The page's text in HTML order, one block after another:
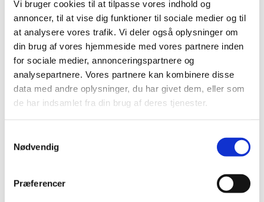
Vi bruger cookies til at tilpasse vores indhold og
annoncer, til at vise dig funktioner til sociale medier og til
at analysere vores trafik. Vi deler også oplysninger om
din brug af vores hjemmeside med vores partnere inden
for sociale medier, annonceringspartnere og
analysepartnere. Vores partnere kan kombinere disse
data med andre oplysninger, du har givet dem, eller som
de har indsamlet fra din brug af deres tjenester.
Nødvendig
Præferencer
Tilladelse til ordination og udlevering af udenlandsk
lægemiddel indeholdende natriumpicosulfat, efter
Kontrol af virksomhedernes upload af
indlægssedler til Lægemiddelstyrelsens portal
DKMAnet
|1. august 2024|